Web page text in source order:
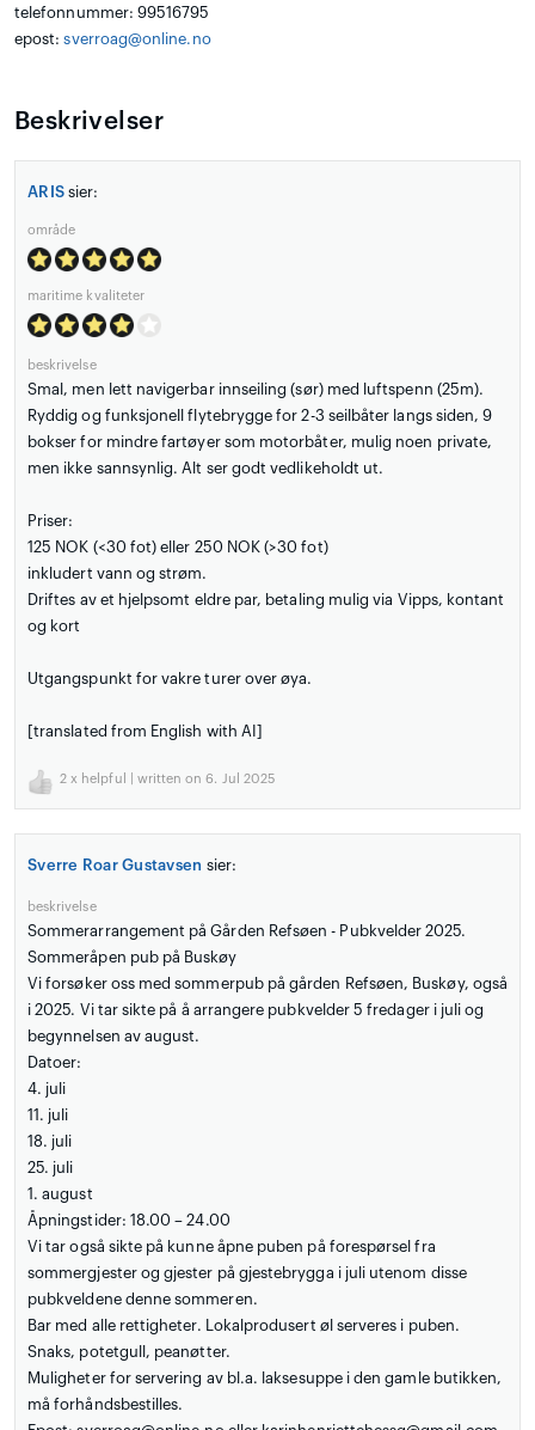
telefonnummer: 99516795
epost:sverroag@online.no
Beskrivelser
ARIS sier:
område
maritime kvaliteter
beskrivelse
Smal, men lett navigerbar innseiling (sør) med luftspenn (25m).
Ryddig og funksjonell flytebrygge for 2-3 seilbåter langs siden, 9
bokser for mindre fartøyer som motorbåter, mulig noen private,
men ikke sannsynlig. Alt ser godt vedlikeholdt ut.
Priser:
125 NOK (<30 fot) eller 250 NOK (>30 fot)
inkludert vann og strøm.
Driftes av et hjelpsomt eldre par, betaling mulig via Vipps, kontant
og kort
Utgangspunkt for vakre turer over øya.
[translated from English with AI]
2 x helpful | written on 6. Jul 2025
Sverre Roar Gustavsen sier:
beskrivelse
Sommerarrangement på Gården Refsøen - Pubkvelder 2025.
Sommeråpen pub på Buskøy
Vi forsøker oss med sommerpub på gården Refsøen, Buskøy, også
i 2025. Vi tar sikte på å arrangere pubkvelder 5 fredager i juli og
begynnelsen av august.
Datoer:
4. juli
11. juli
18. juli
25. juli
1. august
Åpningstider: 18.00 – 24.00
Vi tar også sikte på kunne åpne puben på forespørsel fra
sommergjester og gjester på gjestebrygga i juli utenom disse
pubkveldene denne sommeren.
Bar med alle rettigheter. Lokalprodusert øl serveres i puben.
Snaks, potetgull, peanøtter.
Muligheter for servering av bl.a. laksesuppe i den gamle butikken,
må forhåndsbestilles.